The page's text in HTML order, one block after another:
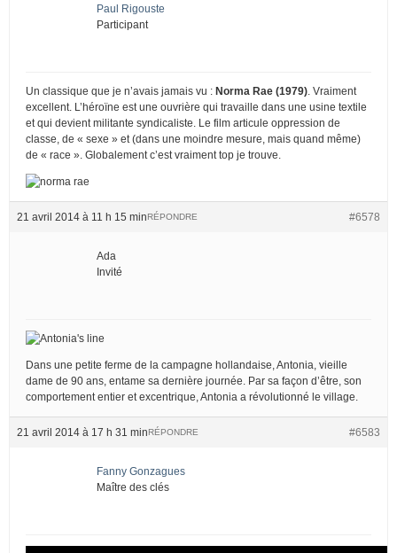
Paul Rigouste
Participant
Un classique que je n’avais jamais vu : Norma Rae (1979) . Vraiment
excellent. L’héroïne est une ouvrière qui travaille dans une usine textile
et qui devient militante syndicaliste. Le film articule oppression de
classe, de « sexe » et (dans une moindre mesure, mais quand même)
de « race ». Globalement c’est vraiment top je trouve.
21 avril 2014 à 11 h 15 min #6578
RÉPONDRE
Ada
Invité
Dans une petite ferme de la campagne hollandaise, Antonia, vieille
dame de 90 ans, entame sa dernière journée. Par sa façon d’être, son
comportement entier et excentrique, Antonia a révolutionné le village.
21 avril 2014 à 17 h 31 min #6583
RÉPONDRE
Fanny Gonzagues
Maître des clés